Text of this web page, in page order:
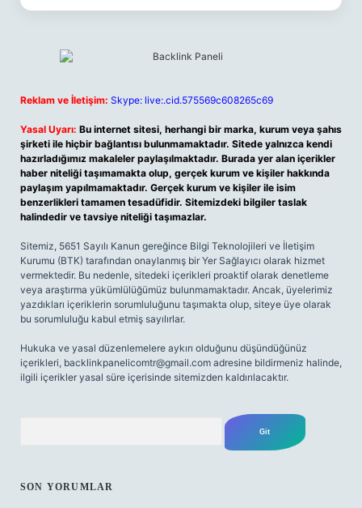
Reklam ve İletişim: Skype: live:.cid.575569c608265c69
Yasal Uyarı: Bu internet sitesi, herhangi bir marka, kurum veya şahıs
şirketi ile hiçbir bağlantısı bulunmamaktadır. Sitede yalnızca kendi
hazırladığımız makaleler paylaşılmaktadır. Burada yer alan içerikler
haber niteliği taşımamakta olup, gerçek kurum ve kişiler hakkında
paylaşım yapılmamaktadır. Gerçek kurum ve kişiler ile isim
benzerlikleri tamamen tesadüfidir. Sitemizdeki bilgiler taslak
halindedir ve tavsiye niteliği taşımazlar.
Sitemiz, 5651 Sayılı Kanun gereğince Bilgi Teknolojileri ve İletişim
Kurumu (BTK) tarafından onaylanmış bir Yer Sağlayıcı olarak hizmet
vermektedir. Bu nedenle, sitedeki içerikleri proaktif olarak denetleme
veya araştırma yükümlülüğümüz bulunmamaktadır. Ancak, üyelerimiz
yazdıkları içeriklerin sorumluluğunu taşımakta olup, siteye üye olarak
bu sorumluluğu kabul etmiş sayılırlar.
Hukuka ve yasal düzenlemelere aykırı olduğunu düşündüğünüz
içerikleri, backlinkpanelicomtr@gmail.com adresine bildirmeniz halinde,
ilgili içerikler yasal süre içerisinde sitemizden kaldırılacaktır.
SON YORUMLAR